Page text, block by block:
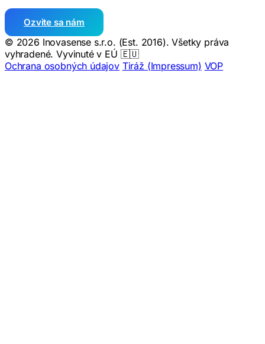
Ozvite sa nám
© 2026 Inovasense s.r.o. (Est. 2016). Všetky práva
vyhradené.Vyvinuté v EÚ 🇪🇺
Ochrana osobných údajov Tiráž (Impressum) VOP